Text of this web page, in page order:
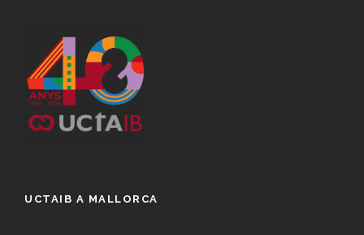
UCTAIB A MALLORCA